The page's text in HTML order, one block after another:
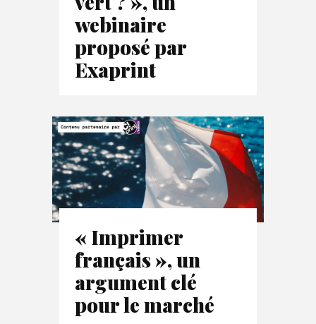
webinaire
proposé par
Exaprint
« Imprimer
français », un
argument clé
pour le marché